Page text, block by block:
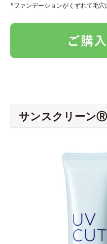
*ファンデーションがくずれて毛穴
サンスクリーン